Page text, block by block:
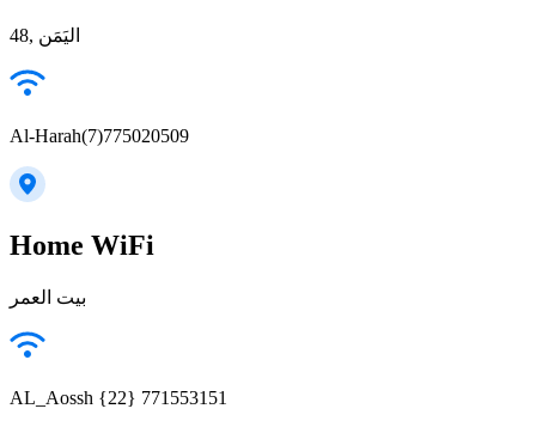
48, اليَمَن
Al-Harah(7)775020509
Home WiFi
بيت العمر
AL_Aossh {22} 771553151